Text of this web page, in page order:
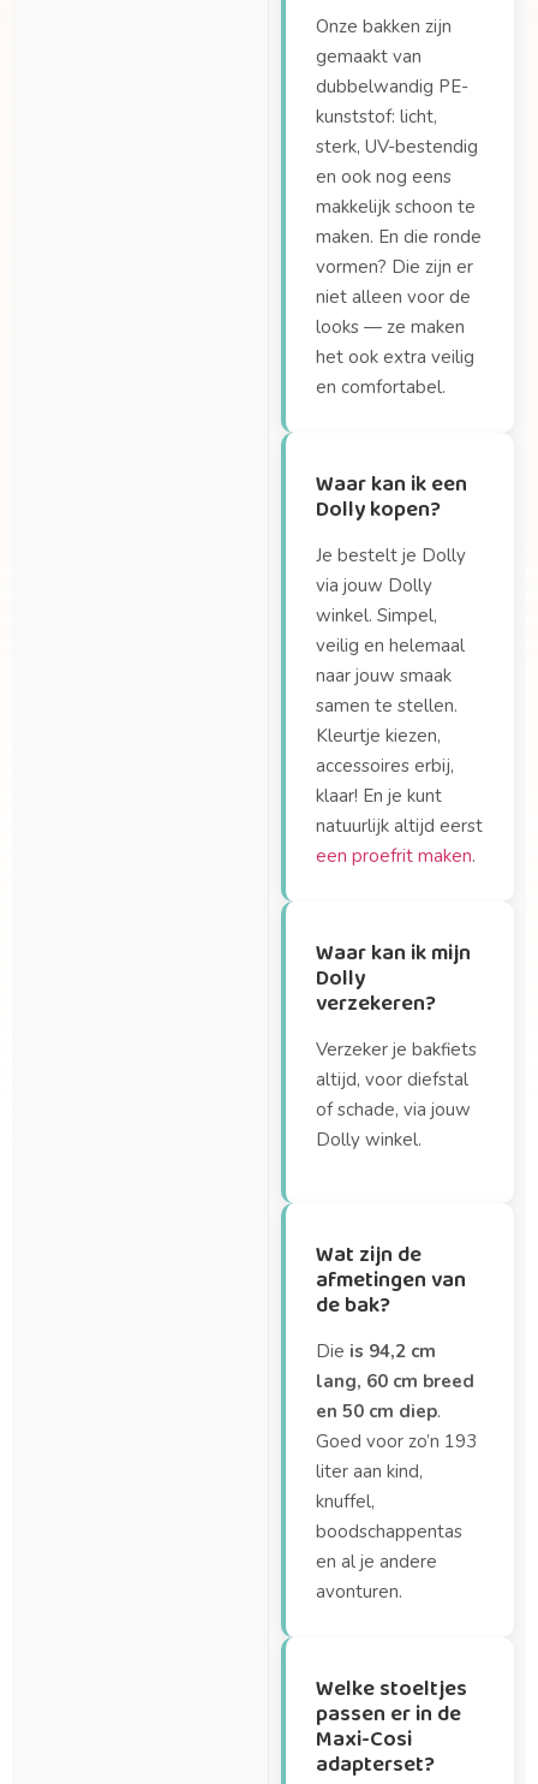
Onze bakken zijn
gemaakt van
dubbelwandig PE-
kunststof: licht,
sterk, UV-bestendig
en ook nog eens
makkelijk schoon te
maken. En die ronde
vormen? Die zijn er
niet alleen voor de
looks — ze maken
het ook extra veilig
en comfortabel.
Waar kan ik een
Dolly kopen?
Je bestelt je Dolly
via jouw Dolly
winkel. Simpel,
veilig en helemaal
naar jouw smaak
samen te stellen.
Kleurtje kiezen,
accessoires erbij,
klaar! En je kunt
natuurlijk altijd eerst
een proefrit maken.
Waar kan ik mijn
Dolly
verzekeren?
Verzeker je bakfiets
altijd, voor diefstal
of schade, via jouw
Dolly winkel.
Wat zijn de
afmetingen van
de bak?
Die is 94,2 cm
lang, 60 cm breed
en 50 cm diep.
Goed voor zo’n 193
liter aan kind,
knuffel,
boodschappentas
en al je andere
avonturen.
Welke stoeltjes
passen er in de
Maxi-Cosi
adapterset?